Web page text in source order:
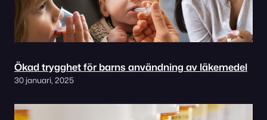
Ökad trygghet för barns användning av läkemedel
30 januari, 2025